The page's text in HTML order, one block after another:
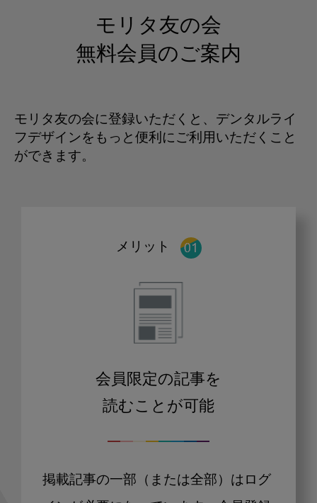
モリタ友の会
無料会員のご案内
モリタ友の会に登録いただくと、デンタルライ
フデザインをもっと便利にご利用いただくこと
ができます。
メリット
会員限定の記事を
読むことが可能
掲載記事の一部（または全部）はログ